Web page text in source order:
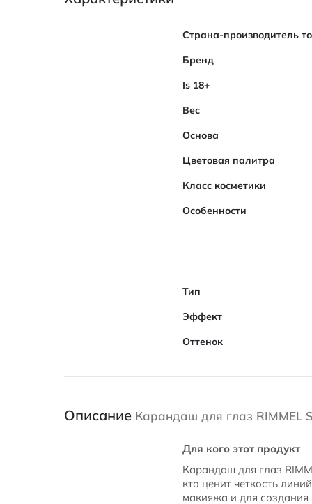
Характеристики
Страна-производитель
Бренд
Is 18+
Вес
Основа
Цветовая палитра
Класс косметики
Особенности
Тип
Эффект
Оттенок
Описание Карандаш для глаз RIMMEL
Для кого этот продукт
Карандаш для глаз
кто ценит четкость
макияжа и для создания